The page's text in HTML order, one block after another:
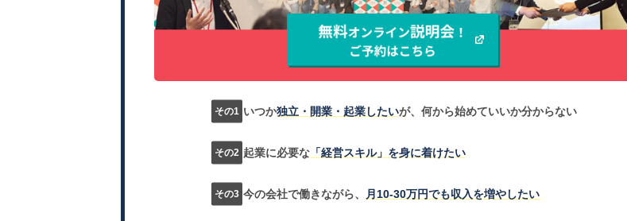
いつか独立・開業・起業したいが、何から始めていいか分からない
起業に必要な 「経営スキル」を身に着けたい
今の会社で働きながら、 月10-30万円でも収入を増やしたい